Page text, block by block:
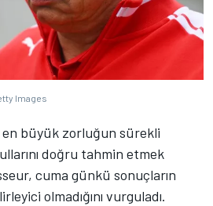
Images
büyük zorluğun sürekli
doğru tahmin etmek
cuma günkü sonuçların
olmadığını vurguladı.